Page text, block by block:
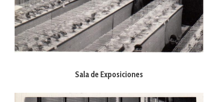
Sala de Exposiciones